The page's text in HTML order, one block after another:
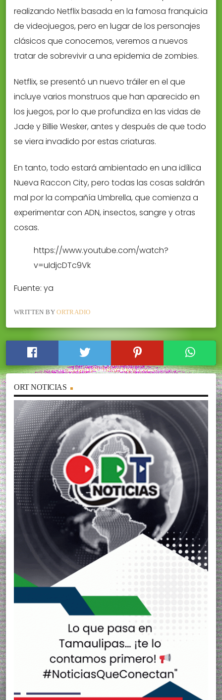
realizando Netflix basada en la famosa franquicia
de videojuegos, pero en lugar de los personajes
clásicos que conocemos, veremos a nuevos
tratar de sobrevivir a una epidemia de zombies.
Netflix, se presentó un nuevo tráiler en el que
incluye varios monstruos que han aparecido en
los juegos, por lo que profundiza en las vidas de
Jade y Billie Wesker, antes y después de que todo
se viera invadido por estas criaturas.
En tanto, todo estará ambientado en una idílica
Nueva Raccon City, pero todas las cosas saldrán
mal por la compañía Umbrella, que comienza a
experimentar con ADN, insectos, sangre y otras
cosas.
https://www.youtube.com/watch?
v=uIdjcDTc9Vk
Fuente: ya
WRITTEN BYORTRADIO
ORT NOTICIAS